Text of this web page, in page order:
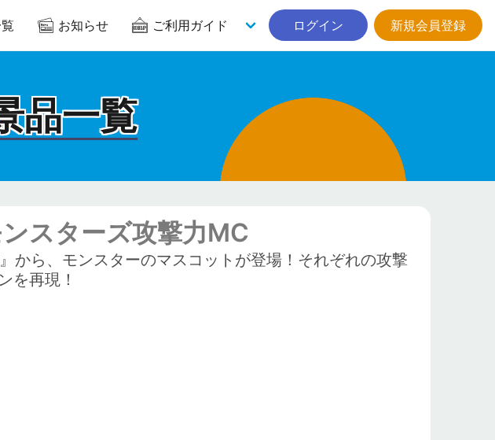
お知らせ ご利用ガイド ログイン 新規会員登録
品一覧
スターズ攻撃力MC
から、モンスターのマスコットが登場！それぞれの攻撃
を再現！